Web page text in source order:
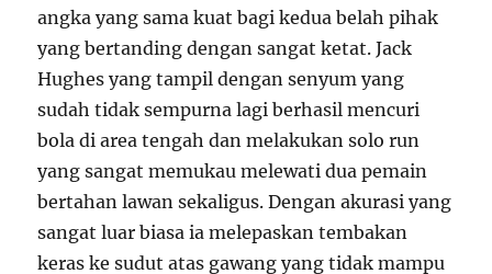
angka yang sama kuat bagi kedua belah pihak
yang bertanding dengan sangat ketat. Jack
Hughes yang tampil dengan senyum yang
sudah tidak sempurna lagi berhasil mencuri
bola di area tengah dan melakukan solo run
yang sangat memukau melewati dua pemain
bertahan lawan sekaligus. Dengan akurasi yang
sangat luar biasa ia melepaskan tembakan
keras ke sudut atas gawang yang tidak mampu